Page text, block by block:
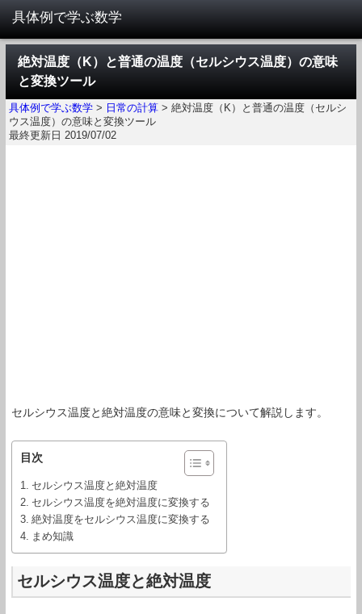
絶対温度（K）と普通の温度（セルシウス温度）の意味
と変換ツール
具体例で学ぶ数学 > 日常の計算 > 絶対温度（K）と普通の温度（セルシ
ウス温度）の意味と変換ツール
最終更新日 2019/07/02
セルシウス温度と絶対温度の意味と変換について解説します。
目次
セルシウス温度と絶対温度
セルシウス温度を絶対温度に変換する
絶対温度をセルシウス温度に変換する
まめ知識
セルシウス温度と絶対温度